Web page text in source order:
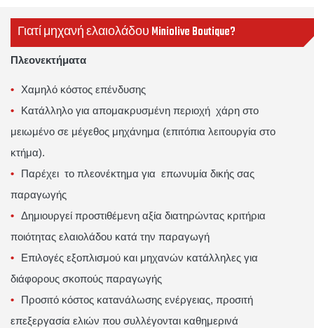
Γιατί μηχανή ελαιολάδου Miniolive Boutique?
Πλεονεκτήματα
Χαμηλό κόστος επένδυσης
Κατάλληλο για απομακρυσμένη περιοχή χάρη στο
μειωμένο σε μέγεθος μηχάνημα (επιτόπια λειτουργία στο
κτήμα).
Παρέχει το πλεονέκτημα για επωνυμία δικής σας
παραγωγής
Δημιουργεί προστιθέμενη αξία διατηρώντας κριτήρια
ποιότητας ελαιολάδου κατά την παραγωγή
Επιλογές εξοπλισμού και μηχανών κατάλληλες για
διάφορους σκοπούς παραγωγής
Προσιτό κόστος κατανάλωσης ενέργειας, προσιτή
επεξεργασία ελιών που συλλέγονται καθημερινά